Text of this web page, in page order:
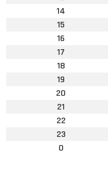
14
15
16
17
18
19
20
21
22
23
0